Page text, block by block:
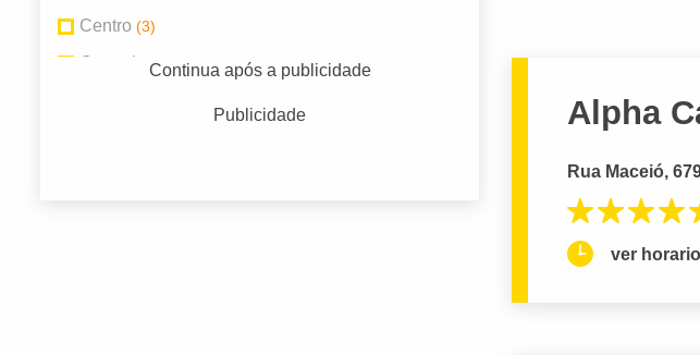
Centro (3)
Ceramica(4)
Continua após a publicidade
Publicidade Alpha
Rua Maceió,
ver